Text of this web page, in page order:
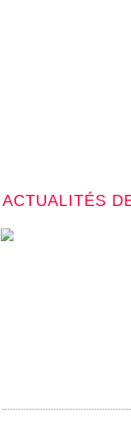
ACTUALITÉS